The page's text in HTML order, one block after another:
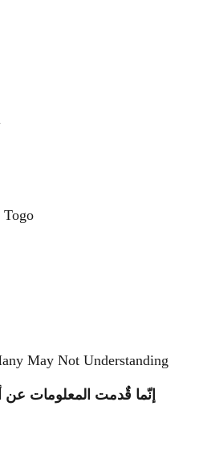
Togo
May Not Understanding
إنّما قٌدمت المعلومات عن